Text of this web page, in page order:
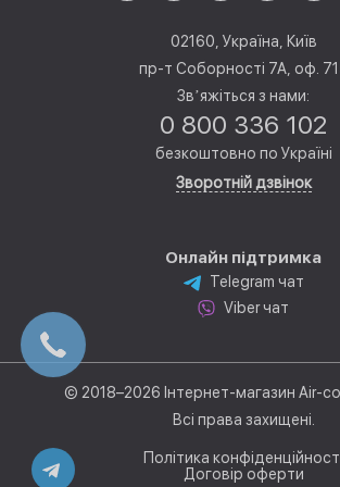
02160, Україна, Київ
пр-т Соборності 7А, оф.
Звʼяжіться з нами:
0 800 336 102
безкоштовно по Україні
Зворотній дзвінок
Онлайн підтримка
Telegram чат
Viber чат
© 2018–2026 Інтернет-магазин Air-
Всі права захищені.
Політика
Договір оферти